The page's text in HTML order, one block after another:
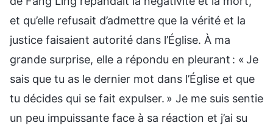
et qu’elle refusait d’admettre que la vérité et la
justice faisaient autorité dans l’Église. À ma
grande surprise, elle a répondu en pleurant : « Je
sais que tu as le dernier mot dans l’Église et que
tu décides qui se fait expulser. » Je me suis sentie
un peu impuissante face à sa réaction et j’ai su